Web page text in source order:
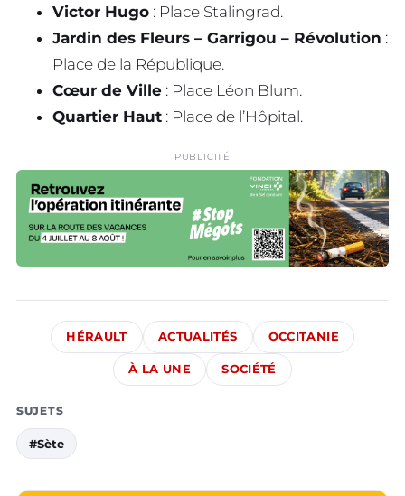
Victor Hugo : Place Stalingrad.
Jardin des Fleurs – Garrigou – Révolution :
Place de la République.
Cœur de Ville : Place Léon Blum.
Quartier Haut : Place de l’Hôpital.
PUBLICITÉ
HÉRAULT ACTUALITÉS OCCITANIE
À LA UNE SOCIÉTÉ
SUJETS
#Sète